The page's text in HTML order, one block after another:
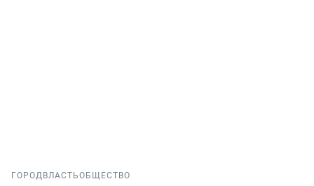
ГОРОД ВЛАСТЬОБЩЕСТВО